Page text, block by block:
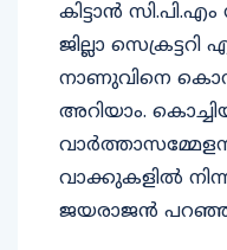
കിട്ടാൻ
ജില്ലാ
നാണുവിനെ
അറിയാം.
വാക്കുകളിൽ
ജയരാജൻ